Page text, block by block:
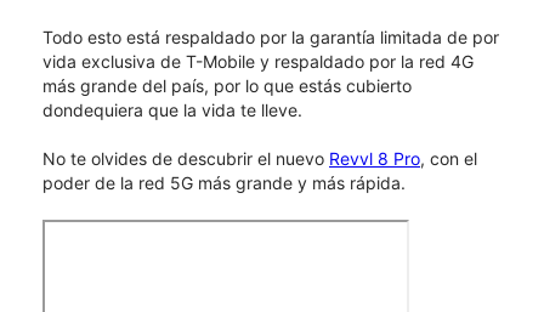
Todo esto está respaldado por la garantía limitada de por
vida exclusiva de T-Mobile y respaldado por la red 4G
más grande del país, por lo que estás cubierto
dondequiera que la vida te lleve.
No te olvides de descubrir el nuevo Revvl 8 Pro, con el
poder de la red 5G más grande y más rápida.